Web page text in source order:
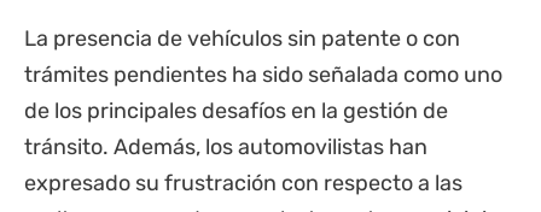
La presencia de vehículos sin patente o con
trámites pendientes ha sido señalada como uno
de los principales desafíos en la gestión de
tránsito. Además, los automovilistas han
expresado su frustración con respecto a las